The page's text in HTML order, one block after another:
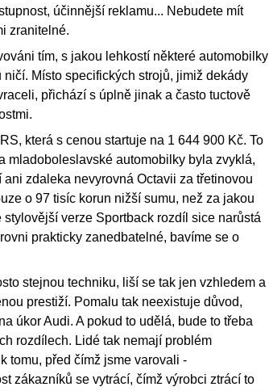
účinnější reklamu... Nebudete mít
zranitelné.
tím, s jakou lehkostí některé automobilky
Místo specifických strojů, jimiž dekády
přichází s úplně jinak a často tuctově
která s cenou startuje na 1 644 900 Kč. To
mladoboleslavské automobilky byla zvyklá,
zdaleka nevyrovná Octavii za třetinovou
o 97 tisíc korun nižší sumu, než za jakou
verze Sportback rozdíl sice narůstá
prakticky zanedbatelné, bavíme se o
stejnou techniku, liší se tak jen vzhledem a
prestiží. Pomalu tak neexistuje důvod,
úkor Audi. A pokud to udělá, bude to třeba
rozdílech. Lidé tak nemají problém
tomu, před čímž jsme varovali -
zákazníků se vytrácí, čímž výrobci ztrácí to